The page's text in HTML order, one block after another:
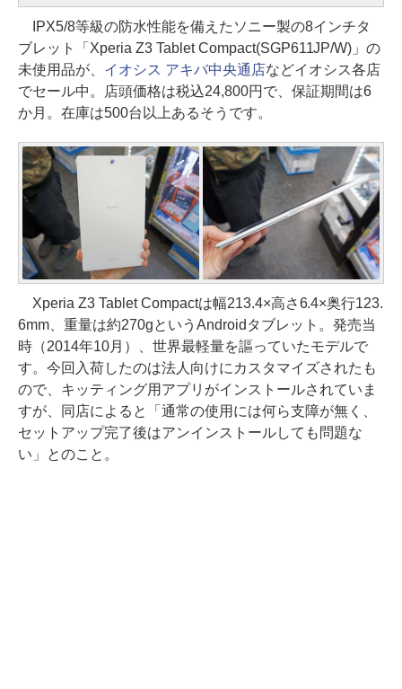
IPX5/8等級の防水性能を備えたソニー製の8インチタ
ブレット「Xperia Z3 Tablet Compact(SGP611JP/W)」の
未使用品が、 イオシス アキバ中央通店などイオシス各店
でセール中。店頭価格は税込24,800円で、保証期間は6
か月。在庫は500台以上あるそうです。
Xperia Z3 Tablet Compactは幅213.4×高さ6.4×奥行123.
6mm、重量は約270gというAndroidタブレット。発売当
時（2014年10月）、世界最軽量を謳っていたモデルで
す。今回入荷したのは法人向けにカスタマイズされたも
ので、キッティング用アプリがインストールされていま
すが、同店によると「通常の使用には何ら支障が無く、
セットアップ完了後はアンインストールしても問題な
い」とのこと。